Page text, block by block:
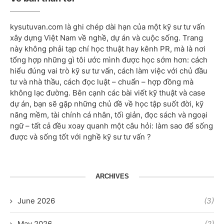
kysutuvan.com là ghi chép dài hạn của một kỹ sư tư vấn
xây dựng Việt Nam về nghề, dự án và cuộc sống. Trang
này không phải tạp chí học thuật hay kênh PR, mà là nơi
tổng hợp những gì tôi ước mình được học sớm hơn: cách
hiểu đúng vai trò kỹ sư tư vấn, cách làm việc với chủ đầu
tư và nhà thầu, cách đọc luật – chuẩn – hợp đồng mà
không lạc đường. Bên cạnh các bài viết kỹ thuật và case
dự án, bạn sẽ gặp những chủ đề về học tập suốt đời, kỹ
năng mềm, tài chính cá nhân, tối giản, đọc sách và ngoại
ngữ – tất cả đều xoay quanh một câu hỏi: làm sao để sống
được và sống tốt với nghề kỹ sư tư vấn ?
ARCHIVES
June 2026 (3)